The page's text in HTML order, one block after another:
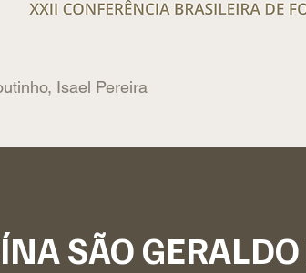
Isael Pereira
SÃO